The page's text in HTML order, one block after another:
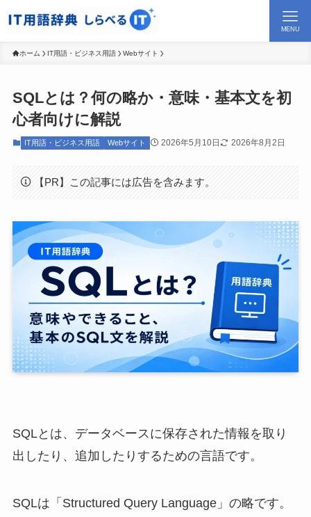
MENU
ホーム IT用語・ビジネス用語 Webサイト
SQLとは？何の略か・意味・基本文を初
心者向けに解説
IT用語・ビジネス用語 Webサイト 2026年5月10日 2026年8月2日
【PR】この記事には広告を含みます。
SQLとは、データベースに保存された情報を取り
出したり、追加したりするための言語です。
SQLは「Structured Query Language」の略です。